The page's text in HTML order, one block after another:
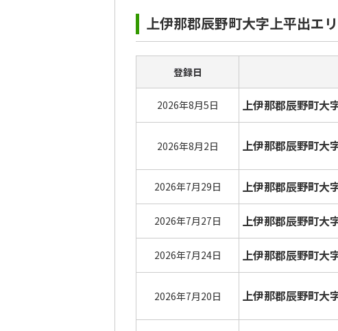
上伊那郡辰野町大字上平出エ
登録日
2026年8月5日 上伊那郡辰野町大
2026年8月2日 上伊那郡辰野町大
2026年7月29日 上伊那郡辰野町大
2026年7月27日 上伊那郡辰野町大
2026年7月24日 上伊那郡辰野町大
2026年7月20日 上伊那郡辰野町大